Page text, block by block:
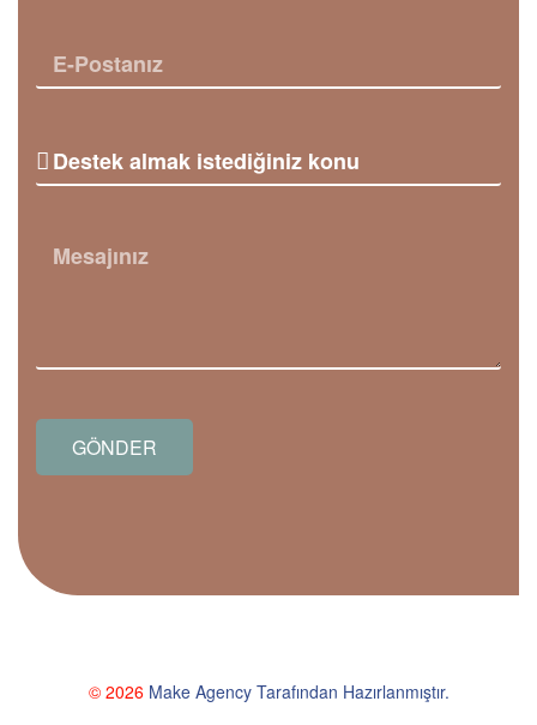
GÖNDER
© 2026 Make Agency Tarafından Hazırlanmıştır.